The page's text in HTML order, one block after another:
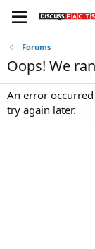
Forums
Oops! We
An error
try again later.